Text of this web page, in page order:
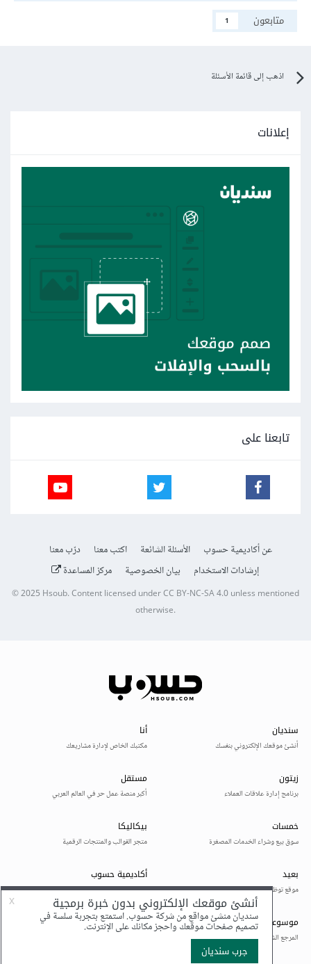
متابعون
1
اذهب إلى قائمة الأسئلة
إعلانات
تابعنا على
عن أكاديمية حسوب الأسئلة الشائعة اكتب معنا
درّب معنا
إرشادات الاستخدام
بيان الخصوصية مركز المساعدة
© 2025Hsoub.Content licensed underCC BY-NC-SA 4.0unless mentioned
otherwise.